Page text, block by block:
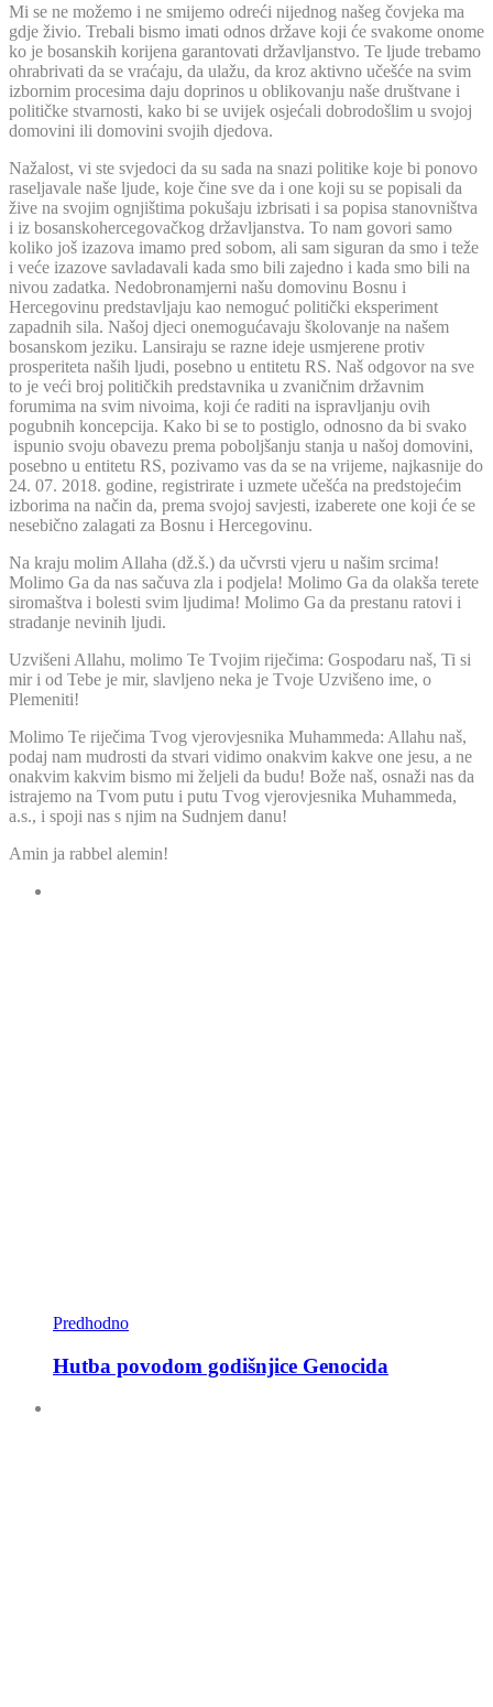
Mi se ne možemo i ne smijemo odreći nijednog našeg čovjeka ma
gdje živio. Trebali bismo imati odnos države koji će svakome onome
ko je bosanskih korijena garantovati državljanstvo. Te ljude trebamo
ohrabrivati da se vraćaju, da ulažu, da kroz aktivno učešće na svim
izbornim procesima daju doprinos u oblikovanju naše društvane i
političke stvarnosti, kako bi se uvijek osjećali dobrodošlim u svojoj
domovini ili domovini svojih djedova.
Nažalost, vi ste svjedoci da su sada na snazi politike koje bi ponovo
raseljavale naše ljude, koje čine sve da i one koji su se popisali da
žive na svojim ognjištima pokušaju izbrisati i sa popisa stanovništva
i iz bosanskohercegovačkog državljanstva. To nam govori samo
koliko još izazova imamo pred sobom, ali sam siguran da smo i teže
i veće izazove savladavali kada smo bili zajedno i kada smo bili na
nivou zadatka. Nedobronamjerni našu domovinu Bosnu i
Hercegovinu predstavljaju kao nemoguć politički eksperiment
zapadnih sila. Našoj djeci onemogućavaju školovanje na našem
bosanskom jeziku. Lansiraju se razne ideje usmjerene protiv
prosperiteta naših ljudi, posebno u entitetu RS. Naš odgovor na sve
to je veći broj političkih predstavnika u zvaničnim državnim
forumima na svim nivoima, koji će raditi na ispravljanju ovih
pogubnih koncepcija. Kako bi se to postiglo, odnosno da bi svako
ispunio svoju obavezu prema poboljšanju stanja u našoj domovini,
posebno u entitetu RS, pozivamo vas da se na vrijeme, najkasnije do
24. 07. 2018. godine, registrirate i uzmete učešća na predstojećim
izborima na način da, prema svojoj savjesti, izaberete one koji će se
nesebično zalagati za Bosnu i Hercegovinu.
Na kraju molim Allaha (dž.š.) da učvrsti vjeru u našim srcima!
Molimo Ga da nas sačuva zla i podjela! Molimo Ga da olakša terete
siromaštva i bolesti svim ljudima! Molimo Ga da prestanu ratovi i
stradanje nevinih ljudi.
Uzvišeni Allahu, molimo Te Tvojim riječima: Gospodaru naš, Ti si
mir i od Tebe je mir, slavljeno neka je Tvoje Uzvišeno ime, o
Plemeniti!
Molimo Te riječima Tvog vjerovjesnika Muhammeda: Allahu naš,
podaj nam mudrosti da stvari vidimo onakvim kakve one jesu, a ne
onakvim kakvim bismo mi željeli da budu! Bože naš, osnaži nas da
istrajemo na Tvom putu i putu Tvog vjerovjesnika Muhammeda,
a.s., i spoji nas s njim na Sudnjem danu!
Amin ja rabbel alemin!
Predhodno
Hutba povodom godišnjice Genocida